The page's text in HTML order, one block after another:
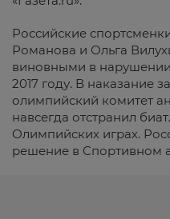
Российские
Романова и Ольга
виновными в
2017 году. В наказание
олимпийский комитет
навсегда отстранил
Олимпийских играх.
решение в Спортивном